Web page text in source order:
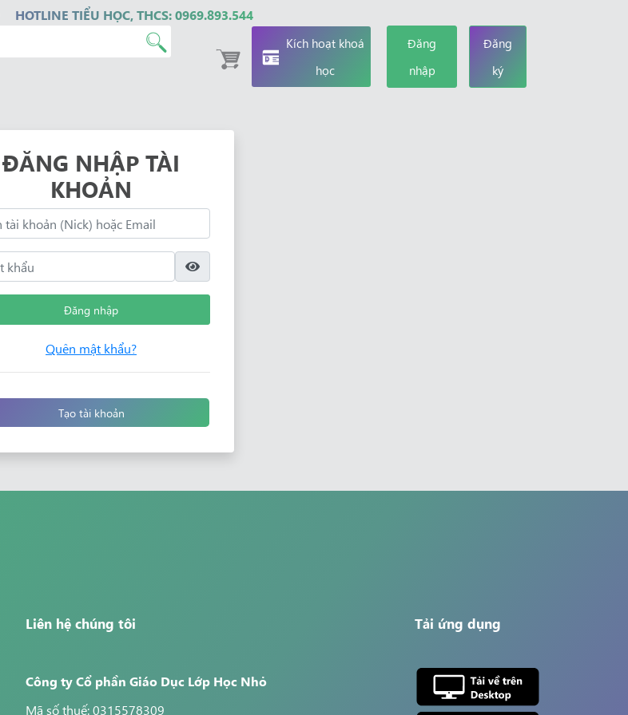
HOTLINE TIỂU HỌC, THCS: 0969.893.544
Kích hoạt khoá
học
Đăng
nhập
Đăng
ký
ĐĂNG NHẬP TÀI
KHOẢN
Đăng nhập
Quên mật khẩu?
Tạo tài khoản
Liên hệ chúng tôi
Công ty Cổ phần Giáo Dục Lớp Học Nhỏ
Mã số thuế: 0315578309
Tải ứng dụng